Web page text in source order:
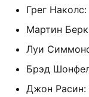
Грег
Мартин
Луи
Брэд
Джон